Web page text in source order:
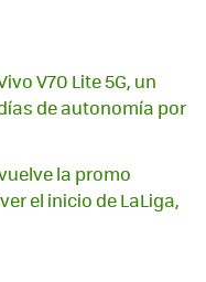
V70 Lite 5G, un
de autonomía por
la promo
el inicio de LaLiga,